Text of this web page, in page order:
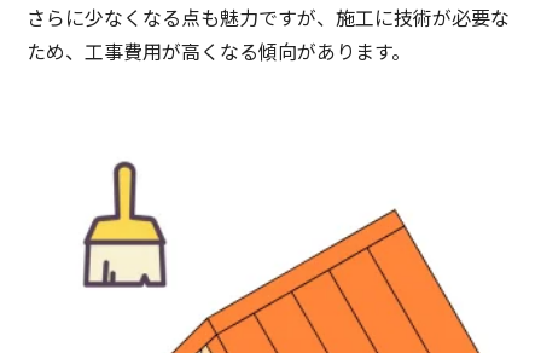
さらに少なくなる点も魅力ですが、施工に技術が必要な
ため、工事費用が高くなる傾向があります。